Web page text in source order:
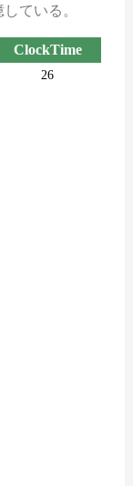
ている。
ClockTime
26